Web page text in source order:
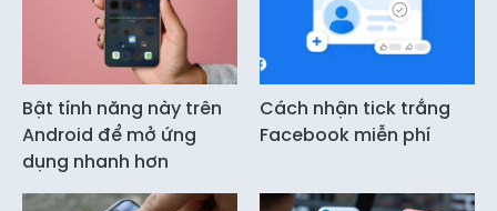
Bật tính năng này trên
Android để mở ứng
dụng nhanh hơn
Cách nhận tick trắng
Facebook miễn phí